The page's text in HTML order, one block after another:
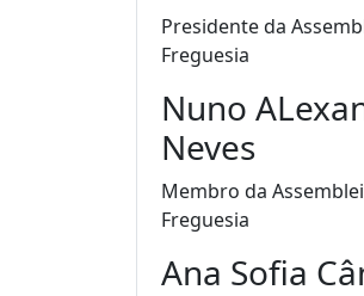
Presidente da
Freguesia
Nuno
Neves
Membro da
Freguesia
Ana Sofia